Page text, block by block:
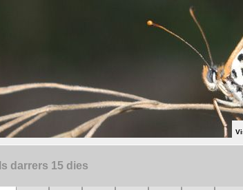
darrers 15 dies